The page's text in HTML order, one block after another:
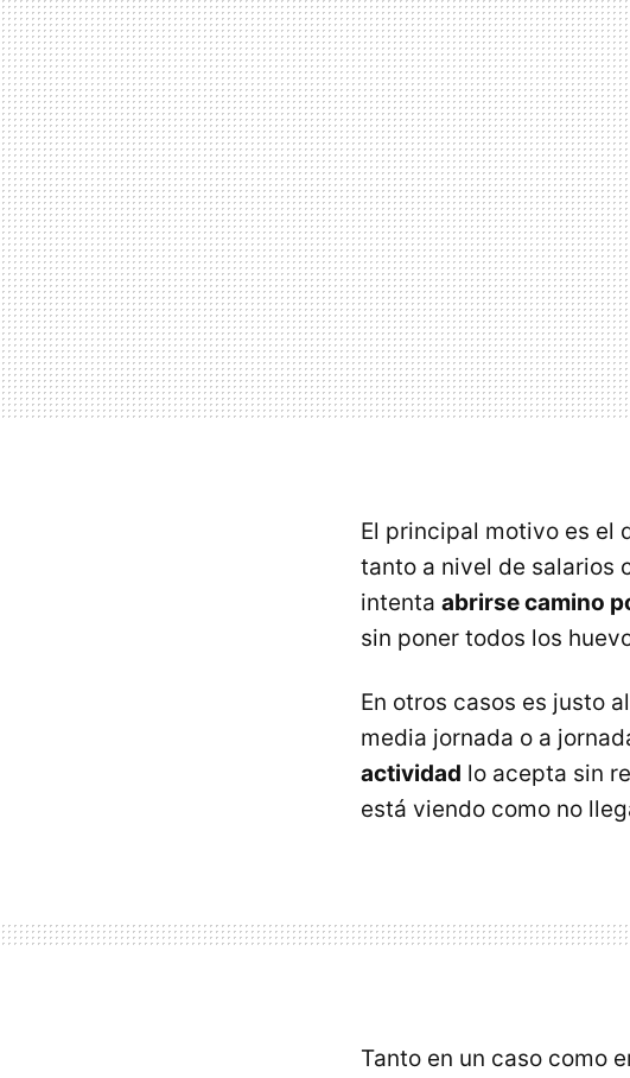
El principal motivo es el
tanto a nivel de salarios
intenta abrirse camino
sin poner todos los
En otros casos es justo
media jornada o a
actividad lo acepta sin
está viendo como no
Tanto en un caso como